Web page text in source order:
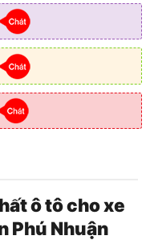
thất xe
điện thoại hoặc Remote
zin 100%
như là hệ thống điện
ô tô cho xe
Phú Nhuận